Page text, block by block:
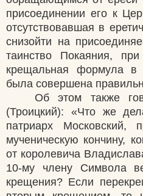
присоединении его к
отсутствовавшая в
снизойти на
таинство Покаяния,
крещальная формула в
была совершена
Об этом также
(Троицкий): «Что же
патриарх Московский,
мученическую кончину,
от королевича
10-му члену Символа
крещения? Если